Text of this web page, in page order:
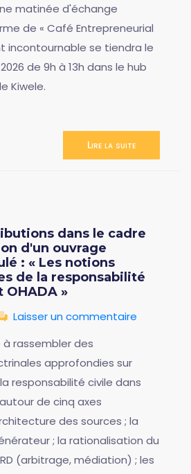
matinée d'échange
de « Café Entrepreneurial
incontournable se tiendra le
de 9h à 13h dans le hub
Kiwele.
Lire la suite
dans le cadre
d'un ouvrage
: « Les notions
de la responsabilité
»
Laisser un commentaire
rassembler des
approfondies sur
responsabilité civile dans
de cinq axes
des sources ; la
; la rationalisation du
(arbitrage, médiation) ; les